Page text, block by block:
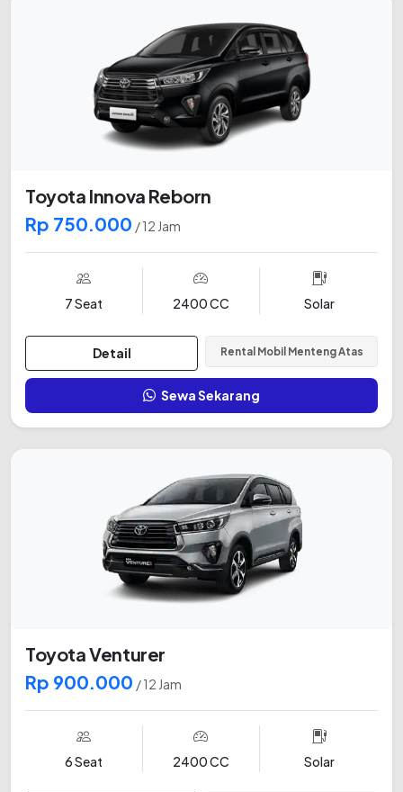
Toyota Innova Reborn
Rp 750.000 / 12 Jam
7 Seat 2400 CC Solar
Detail Rental Mobil Menteng Atas
Sewa Sekarang
Toyota Venturer
Rp 900.000 / 12 Jam
6 Seat 2400 CC Solar